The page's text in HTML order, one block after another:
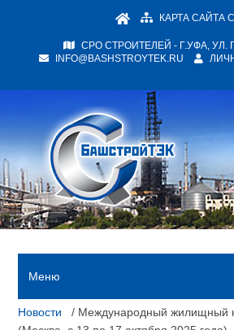
КАРТА САЙТА
СРО СТРОИТЕЛЕЙ - Г.УФА, УЛ.
INFO@BASHSTROYTEK.RU
Меню
Новости
/ Международный жилищный